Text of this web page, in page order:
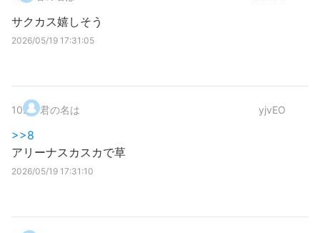
サクカス嬉しそう
2026/05/19 17:31:05
10. 君の名は yjvEO
>>8
アリーナスカスカで草
2026/05/19 17:31:10